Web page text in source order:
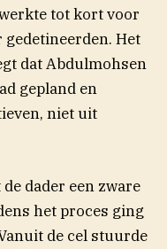
tot kort voor
gedetineerden. Het
dat Abdulmohsen
gepland en
niet uit
dader een zware
het proces ging
de cel stuurde